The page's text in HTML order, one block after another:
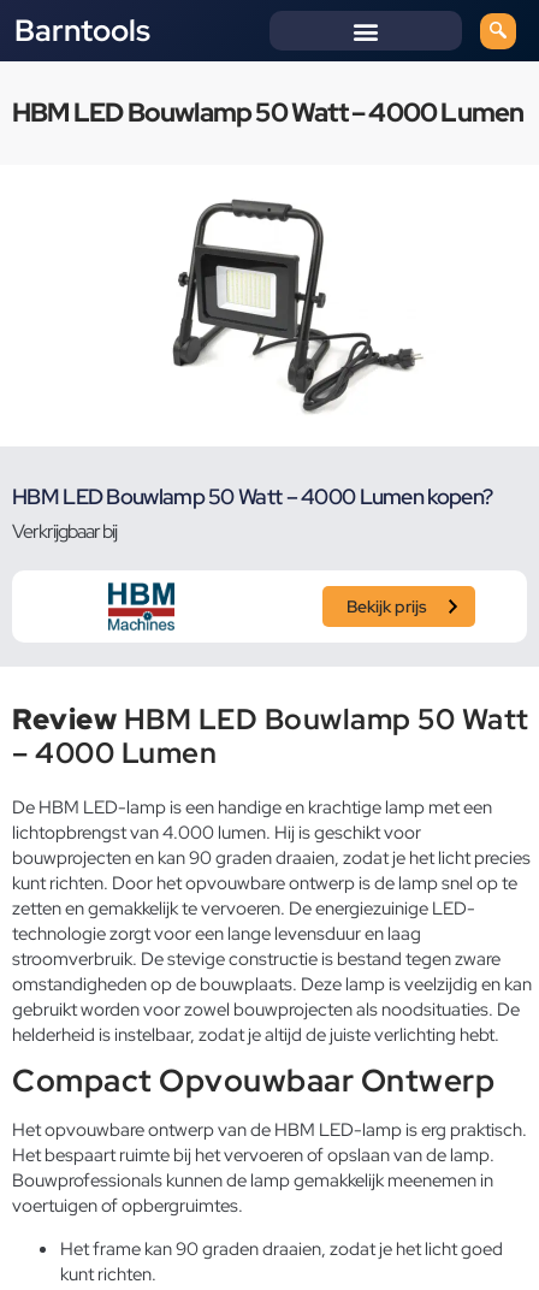
Barntools
HBM LED Bouwlamp 50 Watt – 4000 Lumen
HBM LED Bouwlamp 50 Watt – 4000 Lumen kopen?
Verkrijgbaar bij
Bekijk prijs
Review HBM LED Bouwlamp 50 Watt
– 4000 Lumen
De HBM LED-lamp is een handige en krachtige lamp met een
lichtopbrengst van 4.000 lumen. Hij is geschikt voor
bouwprojecten en kan 90 graden draaien, zodat je het licht precies
kunt richten. Door het opvouwbare ontwerp is de lamp snel op te
zetten en gemakkelijk te vervoeren. De energiezuinige LED-
technologie zorgt voor een lange levensduur en laag
stroomverbruik. De stevige constructie is bestand tegen zware
omstandigheden op de bouwplaats. Deze lamp is veelzijdig en kan
gebruikt worden voor zowel bouwprojecten als noodsituaties. De
helderheid is instelbaar, zodat je altijd de juiste verlichting hebt.
Compact Opvouwbaar Ontwerp
Het opvouwbare ontwerp van de HBM LED-lamp is erg praktisch.
Het bespaart ruimte bij het vervoeren of opslaan van de lamp.
Bouwprofessionals kunnen de lamp gemakkelijk meenemen in
voertuigen of opbergruimtes.
Het frame kan 90 graden draaien, zodat je het licht goed
kunt richten.